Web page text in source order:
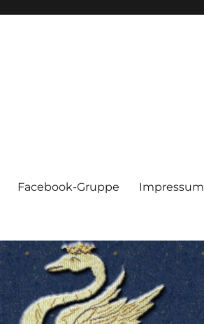
Facebook-Gruppe Impressum